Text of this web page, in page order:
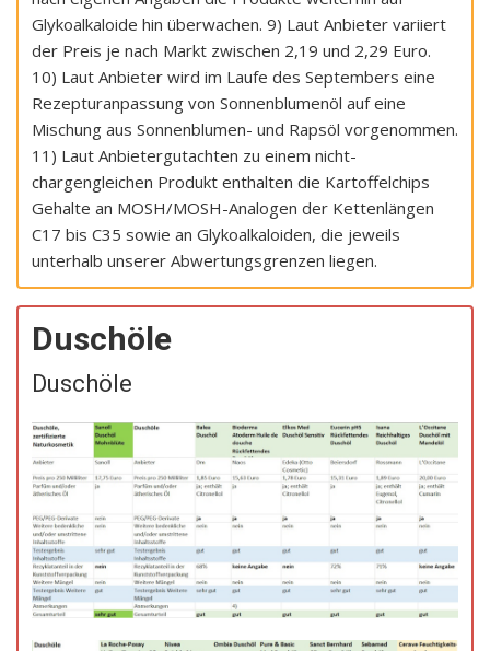
Glykoalkaloide hin überwachen. 9) Laut Anbieter variiert
der Preis je nach Markt zwischen 2,19 und 2,29 Euro.
10) Laut Anbieter wird im Laufe des Septembers eine
Rezepturanpassung von Sonnenblumenöl auf eine
Mischung aus Sonnenblumen- und Rapsöl vorgenommen.
11) Laut Anbietergutachten zu einem nicht-
chargengleichen Produkt enthalten die Kartoffelchips
Gehalte an MOSH/MOSH-Analogen der Kettenlängen
C17 bis C35 sowie an Glykoalkaloiden, die jeweils
unterhalb unserer Abwertungsgrenzen liegen.
Duschöle
Duschöle